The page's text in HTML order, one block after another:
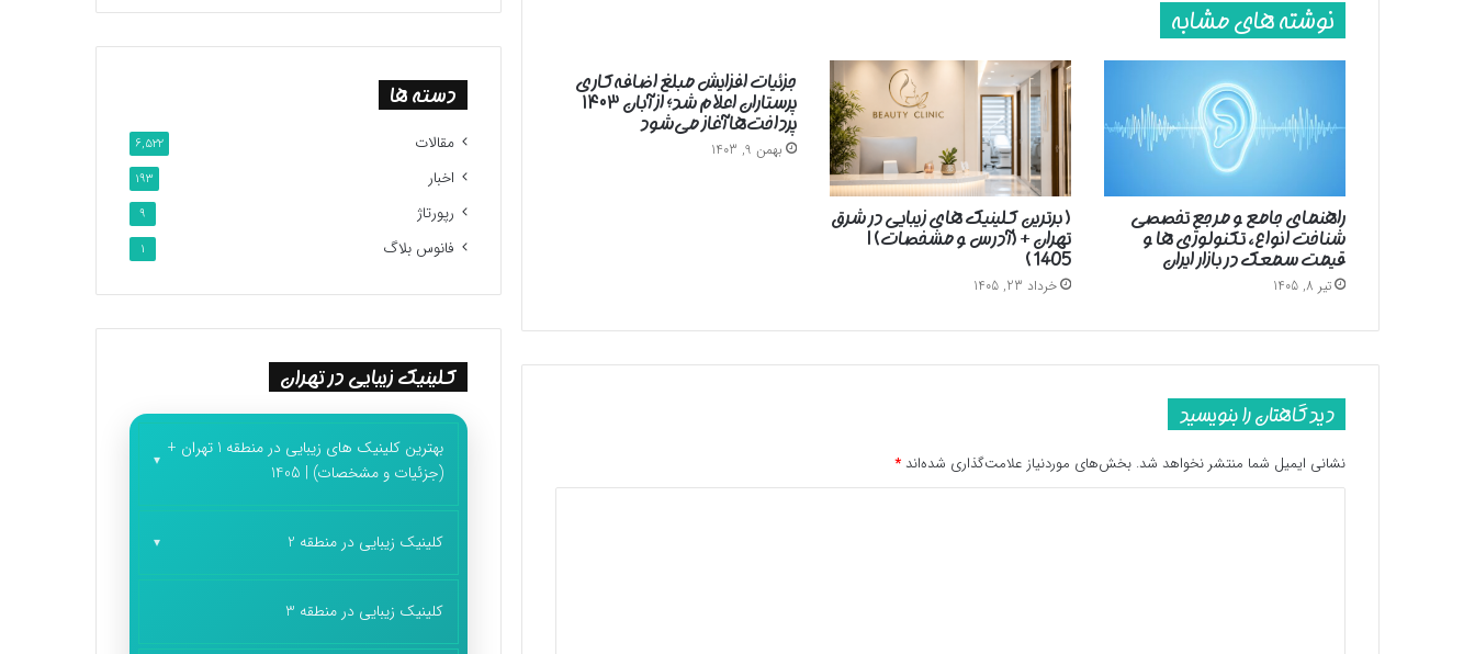
نوشته های مشابه
راهنمای جامع و مرجع تخصصی
شناخت انواع، تکنولوژی ها و
قیمت سمعک در بازار ایران
تیر 8, 1405
( برترین کلینیک های زیبایی در شرق
تهران + (آدرس و مشخصات) |
1405 )
خرداد 23, 1405
جزئیات افزایش مبلغ اضافه‌کاری
پرستاران اعلام شد؛ از آبان ۱۴۰۳
پرداخت‌ها آغاز می‌شود
بهمن 9, 1403
دیدگاهتان را بنویسید
نشانی ایمیل شما منتشر نخواهد شد. بخش‌های موردنیاز علامت‌گذاری شده‌اند *
دسته ها
مقالات 6,522
اخبار 193
رپورتاژ 9
فانوس بلاگ 1
کلینیک زیبایی در تهران
بهترین کلینیک های زیبایی در منطقه 1 تهران +
(جزئیات و مشخصات) | 1405
کلینیک زیبایی در منطقه 2
کلینیک زیبایی در منطقه 3